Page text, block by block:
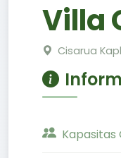
Villa
Cisarua
Kapasitas